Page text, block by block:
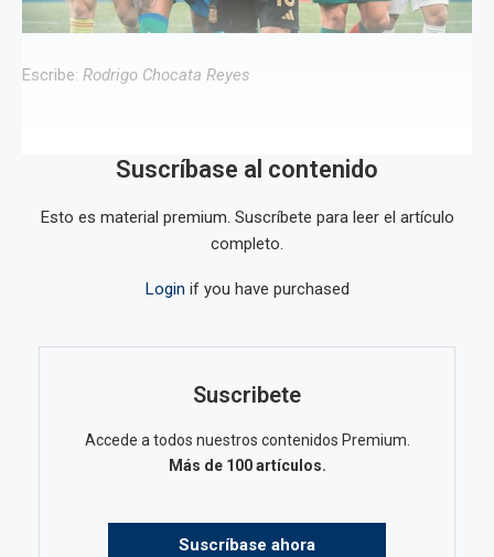
Escribe: Rodrigo Chocata Reyes
Suscríbase al contenido
Esto es material premium. Suscríbete para leer el artículo
completo.
Login if you have purchased
Suscribete
Accede a todos nuestros contenidos Premium.
Más de 100 artículos.
Suscríbase ahora